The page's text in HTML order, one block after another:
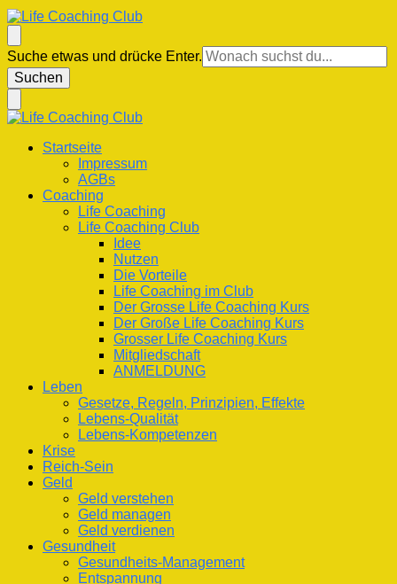
Life Coaching Club
Für Deine Lebenskompetenz
Suchst
du
nach
Suche etwas und drücke Enter.
Life Coaching Club
Für Deine Lebenskompetenz
Startseite
Impressum
AGBs
Coaching
Life Coaching
Life Coaching Club
Idee
Nutzen
Die Vorteile
Life Coaching im Club
Der Grosse Life Coaching Kurs
Der Große Life Coaching Kurs
Grosser Life Coaching Kurs
Mitgliedschaft
ANMELDUNG
Leben
Gesetze, Regeln, Prinzipien, Effekte
Lebens-Qualität
Lebens-Kompetenzen
Krise
Reich-Sein
Geld
Geld verstehen
Geld managen
Geld verdienen
Gesundheit
Gesundheits-Management
Entspannung